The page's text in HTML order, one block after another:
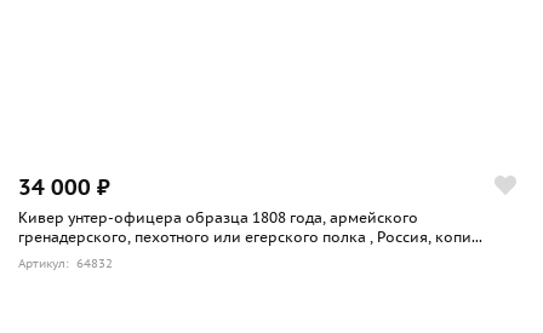
34 000 ₽
Кивер унтер-офицера образца 1808 года, армейского
гренадерского, пехотного или егерского полка , Россия, копи...
Артикул: 64832